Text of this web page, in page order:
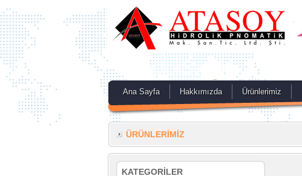
Ana Sayfa Hakkımızda Ürünlerimiz
ÜRÜNLERİMİZ
KATEGORİLER